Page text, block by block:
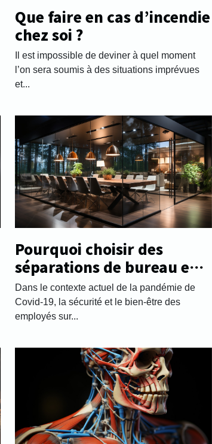
Que faire en cas d’incendie
chez soi ?
Il est impossible de deviner à quel moment
l’on sera soumis à des situations imprévues
et...
Pourquoi choisir des
séparations de bureau en
plexiglass ?
Dans le contexte actuel de la pandémie de
Covid-19, la sécurité et le bien-être des
employés sur...